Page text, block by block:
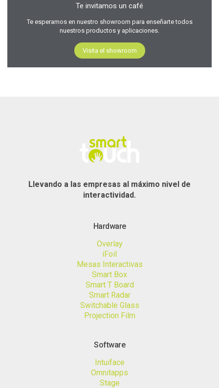
Te invitamos un café
Te esperamos en nuestro showroom para enseñarte todos
nuestros productos y aplicaciones.
Visita el showroom
Llevando a las empresas al máximo nivel de
interactividad.
Hardware
Overlay
iFoil
Mesas Interactivas
Smart Box
Smart T Board
Smart Radar
Switchable Glass
Projection Film
Software
Intuiface
Omnitapps
Stage